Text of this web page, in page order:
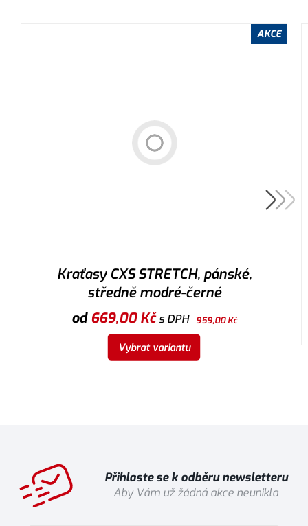
AKCE
Kraťasy CXS STRETCH, pánské,
středně modré-černé
od669,00Kčs DPH 959,00Kč
Vybrat variantu
Přihlaste se k odběru newsletteru
Aby Vám už žádná akce neunikla